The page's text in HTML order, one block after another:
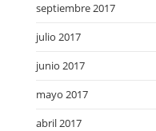
septiembre 2017
julio 2017
junio 2017
mayo 2017
abril 2017